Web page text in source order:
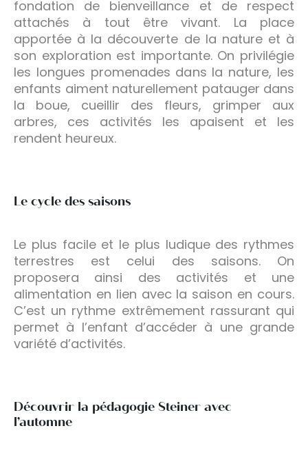
fondation de bienveillance et de respect
attachés à tout être vivant. La place
apportée à la découverte de la nature et à
son exploration est importante. On privilégie
les longues promenades dans la nature, les
enfants aiment naturellement patauger dans
la boue, cueillir des fleurs, grimper aux
arbres, ces activités les apaisent et les
rendent heureux.
Le cycle des saisons
Le plus facile et le plus ludique des rythmes
terrestres est celui des saisons. On
proposera ainsi des activités et une
alimentation en lien avec la saison en cours.
C’est un rythme extrêmement rassurant qui
permet à l’enfant d’accéder à une grande
variété d’activités.
Découvrir la pédagogie Steiner avec
l’automne